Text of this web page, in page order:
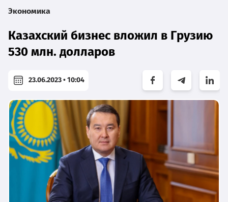
Экономика
Казахский бизнес вложил в Грузию
530 млн. долларов
23.06.2023 • 10:04